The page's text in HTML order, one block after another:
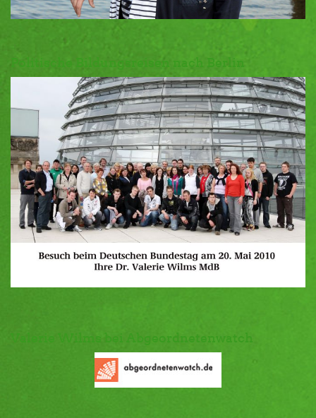
Politische Bildungsreisen nach Berlin
Valerie Wilms bei Abgeordnetenwatch